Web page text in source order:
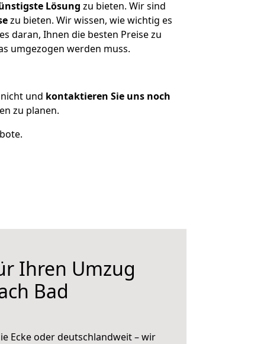
Lösung zu bieten. Wir sind
zu bieten. Wir wissen, wie wichtig es
daran, Ihnen die besten Preise zu
umgezogen werden muss.
und kontaktieren Sie uns noch
zu planen.
Ihren Umzug
Bad
Ecke oder deutschlandweit – wir